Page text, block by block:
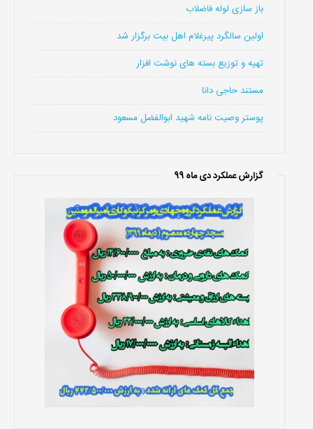
باز سازی لوله فاضلاب
اولین سالگرد پیرغلام اهل بیت برگزار شد
تهیه و توزیع بسته های نوشت افزار
مستند حاجی دانا
پوستر وصیت نامه شهید ابوالفضل مسعود
گزارش عملکرد دی ماه 99